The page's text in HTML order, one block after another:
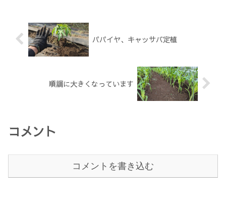
パパイヤ、キャッサバ定植
順調に大きくなっています
コメント
コメントを書き込む